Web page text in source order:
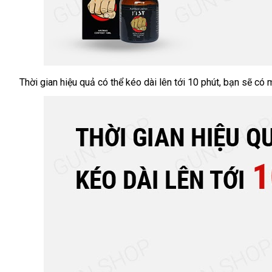
Chai
Thời gian hiệu quả báo
có thể kéo dài lên tới 10 phútchính
, bạn siêu
sẽ có